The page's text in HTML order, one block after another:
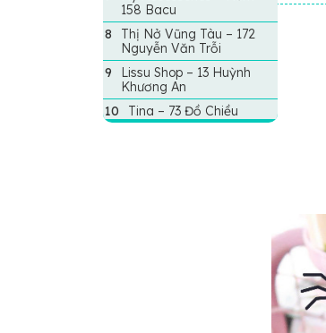
158 Bacu
Thị Nở Vũng Tàu – 172
Nguyễn Văn Trỗi
Lissu Shop – 13 Huỳnh
Khương An
Tina – 73 Đồ Chiều